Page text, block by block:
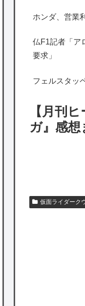
出たあの親
の為替介入再
のは韓国人
応
海外「日本
本地震直後
れたキャラ
ホンダ、営業
仏F1記者「ア
要求」
フェルスタッ
【月刊
ガ』感想
仮面ライダーク